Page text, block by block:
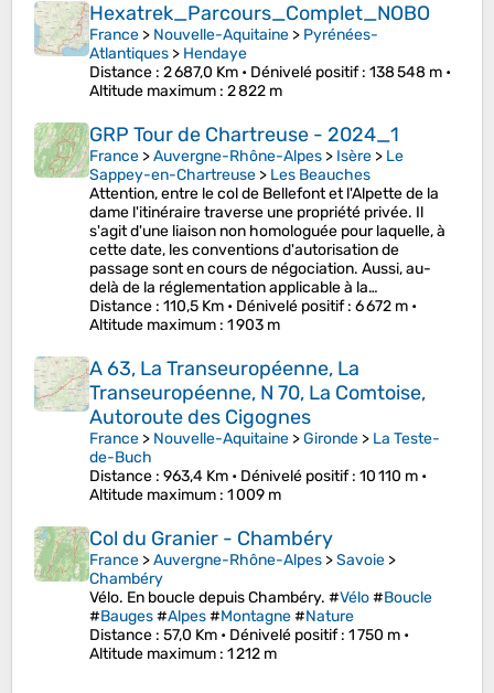
Hexatrek_Parcours_Complet_NOBO
France > Nouvelle-Aquitaine > Pyrénées-
Atlantiques > Hendaye
Distance : 2 687,0 Km • Dénivelé positif: 138 548 m •
Altitude maximum : 2 822 m
GRP Tour de Chartreuse - 2024_1
France >Auvergne-Rhône-Alpes > Isère > Le
Sappey-en-Chartreuse > Les Beauches
Attention, entre le col de Bellefont et l'Alpette de la
dame l'itinéraire traverse une propriété privée. Il
s'agit d'une liaison non homologuée pour laquelle, à
cette date, les conventions d'autorisation de
passage sont en cours de négociation. Aussi, au-
delà de la réglementation applicable à la…
Distance : 110,5 Km • Dénivelé positif: 6 672 m •
Altitude maximum : 1 903 m
A 63, La Transeuropéenne, La
Transeuropéenne, N 70, La Comtoise,
Autoroute des Cigognes
France > Nouvelle-Aquitaine >Gironde > La Teste-
de-Buch
Distance : 963,4 Km • Dénivelé positif: 10 110 m •
Altitude maximum : 1 009 m
Col du Granier - Chambéry
France >Auvergne-Rhône-Alpes >Savoie >
Chambéry
Vélo. En boucle depuis Chambéry. #Vélo#Boucle
#Bauges#Alpes#Montagne#Nature
Distance : 57,0 Km • Dénivelé positif: 1 750 m •
Altitude maximum : 1 212 m